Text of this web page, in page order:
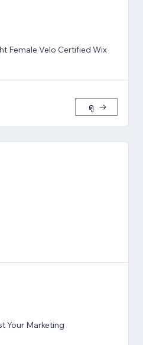
Female Velo Certified Wix
ดู
Your Marketing